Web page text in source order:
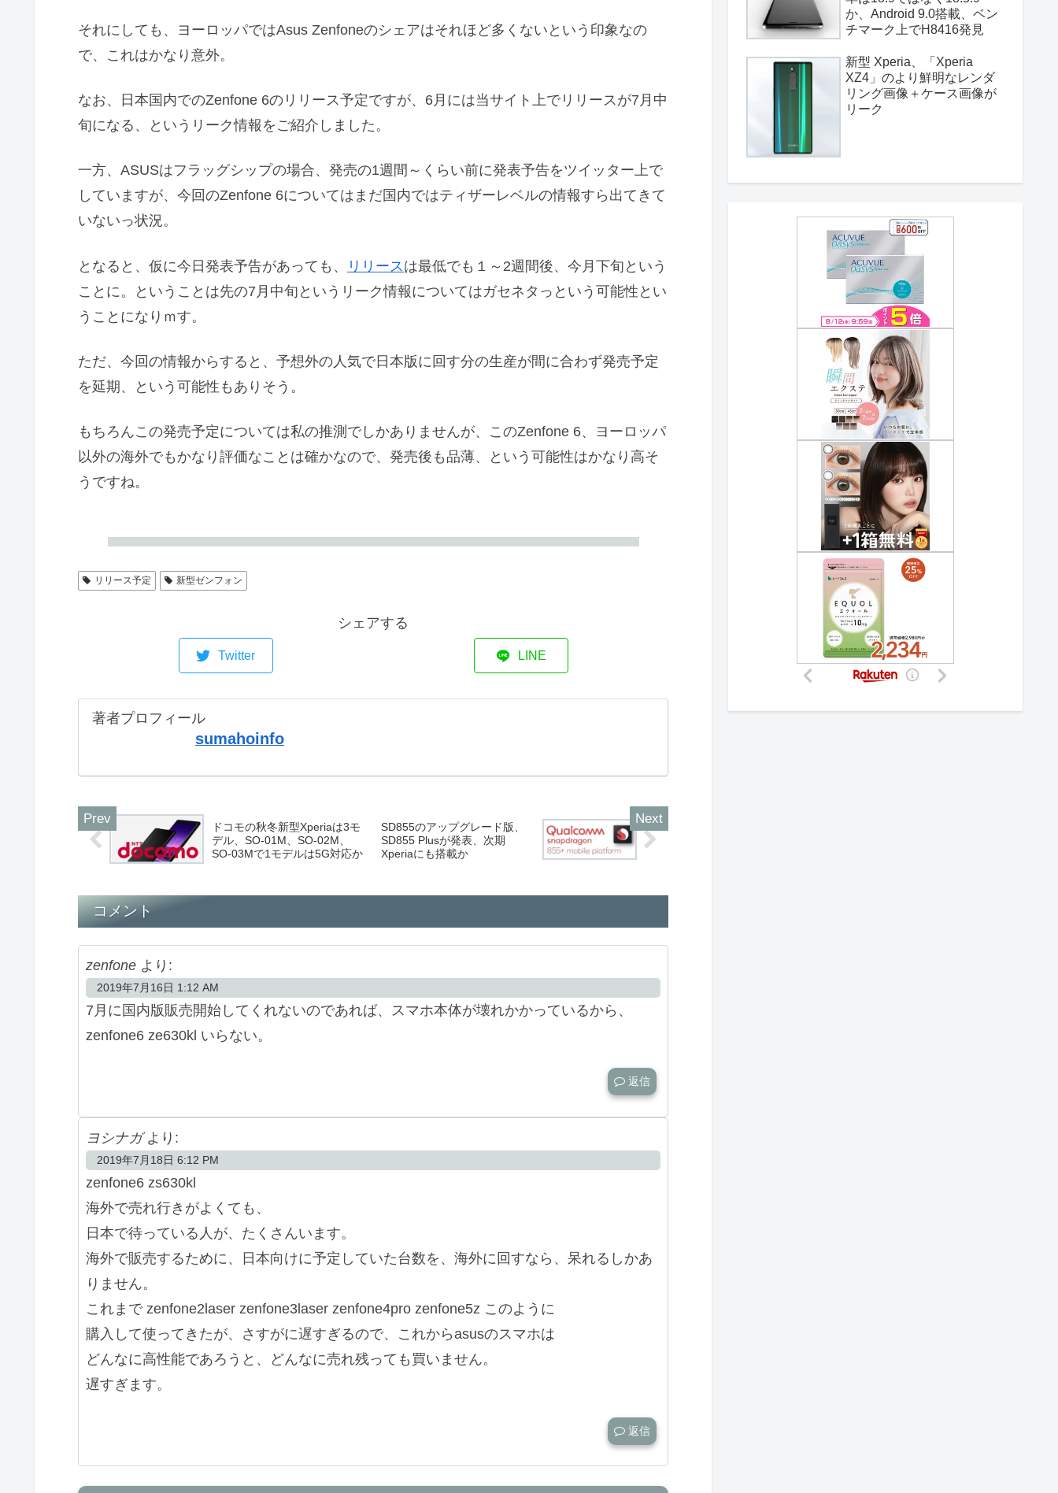
それにしても、ヨーロッパではAsus Zenfoneのシェアはそれほど多くないという印象なの
で、これはかなり意外。
なお、日本国内でのZenfone 6のリリース予定ですが、6月には当サイト上でリリースが7月中
旬になる、というリーク情報をご紹介しました。
一方、ASUSはフラッグシップの場合、発売の1週間～くらい前に発表予告をツイッター上で
していますが、今回のZenfone 6についてはまだ国内ではティザーレベルの情報すら出てきて
いないっ状況。
となると、仮に今日発表予告があっても、 リリース は最低でも１～2週間後、今月下旬という
ことに。ということは先の7月中旬というリーク情報についてはガセネタっという可能性とい
うことになりｍす。
ただ、今回の情報からすると、予想外の人気で日本版に回す分の生産が間に合わず発売予定
を延期、という可能性もありそう。
もちろんこの発売予定については私の推測でしかありませんが、このZenfone 6、ヨーロッパ
以外の海外でもかなり評価なことは確かなので、発売後も品薄、という可能性はかなり高そ
うですね。
リリース予定 新型ゼンフォン
シェアする
Twitter LINE
著者プロフィール
sumahoinfo
ドコモの秋冬新型Xperiaは3モ
デル、SO-01M、SO-02M、
SO-03Mで1モデルは5G対応か
SD855のアップグレード版、
SD855 Plusが発表、次期
Xperiaにも搭載か
コメント
zenfone より:
2019年7月16日 1:12 AM
7月に国内版販売開始してくれないのであれば、スマホ本体が壊れかかっているから、
zenfone6 ze630kl いらない。
返信
ヨシナガ より:
2019年7月18日 6:12 PM
zenfone6 zs630kl
海外で売れ行きがよくても、
日本で待っている人が、たくさんいます。
海外で販売するために、日本向けに予定していた台数を、海外に回すなら、呆れるしかあ
りません。
これまで zenfone2laser zenfone3laser zenfone4pro zenfone5z このように
購入して使ってきたが、さすがに遅すぎるので、これからasusのスマホは
どんなに高性能であろうと、どんなに売れ残っても買いません。
遅すぎます。
返信
か、Android 9.0搭載、ベン
チマーク上でH8416発見
新型 Xperia、「Xperia
XZ4」のより鮮明なレンダ
リング画像＋ケース画像が
リーク